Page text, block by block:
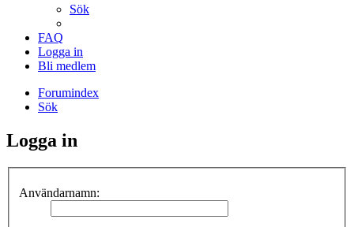
Sök
FAQ
Logga in
Bli medlem
Forumindex
Sök
Logga in
Användarnamn: